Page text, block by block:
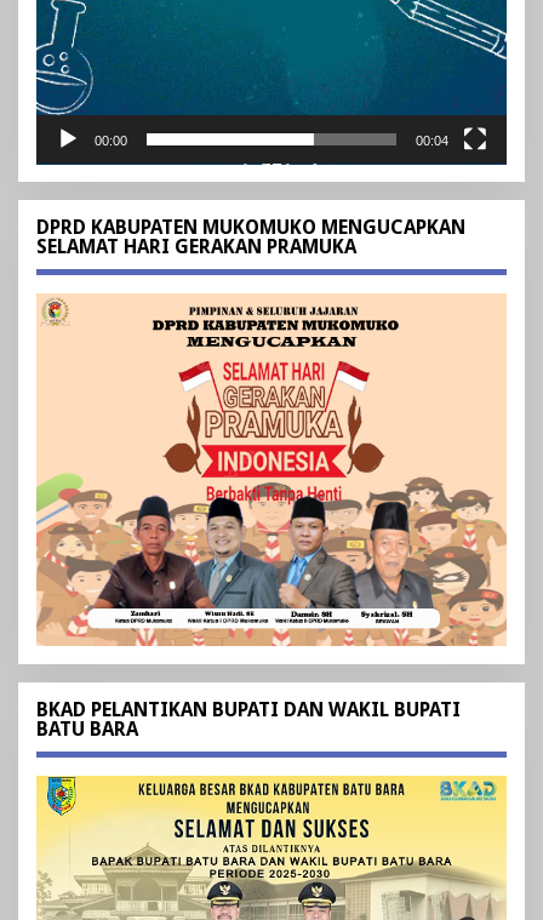
00:00 00:04
DPRD KABUPATEN MUKOMUKO MENGUCAPKAN
SELAMAT HARI GERAKAN PRAMUKA
BKAD PELANTIKAN BUPATI DAN WAKIL BUPATI
BATU BARA